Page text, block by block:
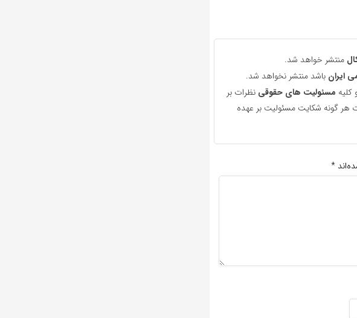
منتشر خواهد شد.
ایران باشد منتشر نخواهد شد.
مسئولیت های حقوقی نظرات بر
گونه شکایت مسئولیت بر عهده
*